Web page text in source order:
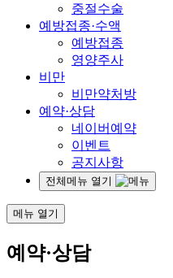
중절수술
예방접종·수액
예방접종
영양주사
비만
비만약처방
예약·상담
네이버예약
이벤트
공지사항
전체메뉴 열기
메뉴 열기
예약·상담